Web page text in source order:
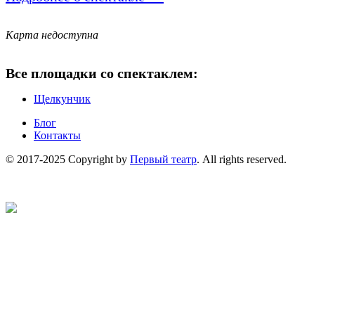
Карта недоступна
Все площадки со спектаклем:
Щелкунчик
Блог
Контакты
© 2017-2025 Copyright by Первый театр. All rights reserved.